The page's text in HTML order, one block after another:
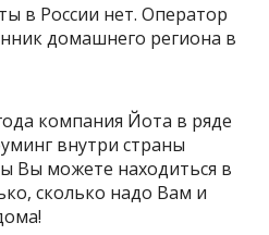
в России нет. Оператор
домашнего региона в
компания Йота в ряде
внутри страны
Вы можете находиться в
сколько надо Вам и